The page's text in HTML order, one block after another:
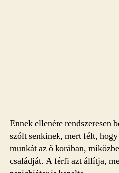
Ennek ellenére rendszeresen
szólt senkinek, mert félt,
munkát az ő korában,
családját. A férfi azt állítja,